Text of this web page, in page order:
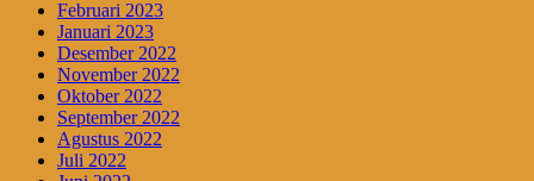
Februari 2023
Januari 2023
Desember 2022
November 2022
Oktober 2022
September 2022
Agustus 2022
Juli 2022